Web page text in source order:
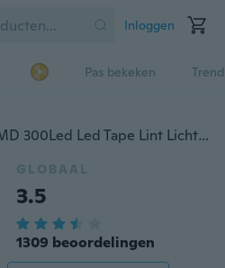
Inloggen
Pas bekeken
2 m RGB Led Strip 3528SMD 300Led Led Tape Lint Licht 12 V Fita Diode Flexibele Led String Streep Bar neon Led Lamp
GLOBAAL
3.5
1309 beoordelingen